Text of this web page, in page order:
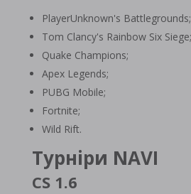
PlayerUnknown's Battlegrounds;
Tom Clancy's Rainbow Six Siege;
Quake Champions;
Apex Legends;
PUBG Mobile;
Fortnite;
Wild Rift.
Турніри NAVI
CS 1.6